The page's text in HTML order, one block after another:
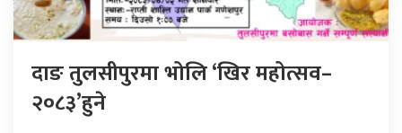
दाङ तुलसीपुरमा भोलि ‘खिर महोत्सव–
२०८३’हुने